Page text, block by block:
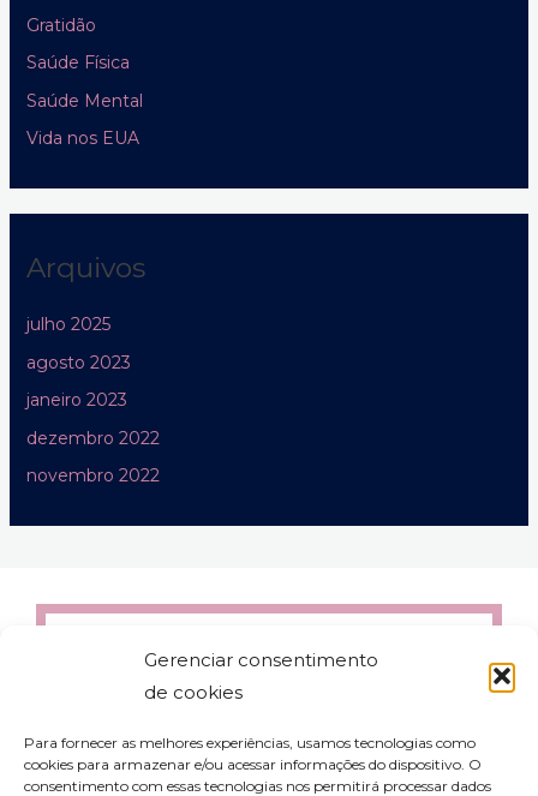
Gerenciar consentimento
de cookies
Para fornecer as melhores experiências, usamos tecnologias como
cookies para armazenar e/ou acessar informações do dispositivo. O
consentimento com essas tecnologias nos permitirá processar dados
Gratidão
Saúde Física
Saúde Mental
Vida nos EUA
Arquivos
julho 2025
agosto 2023
janeiro 2023
dezembro 2022
novembro 2022